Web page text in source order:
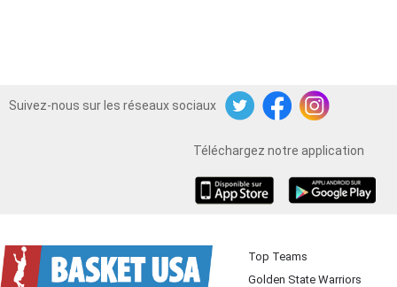
Suivez-nous sur les réseaux sociaux
TwitterFacebookInstagram
Téléchargez notre application
Top Teams
Golden State Warriors